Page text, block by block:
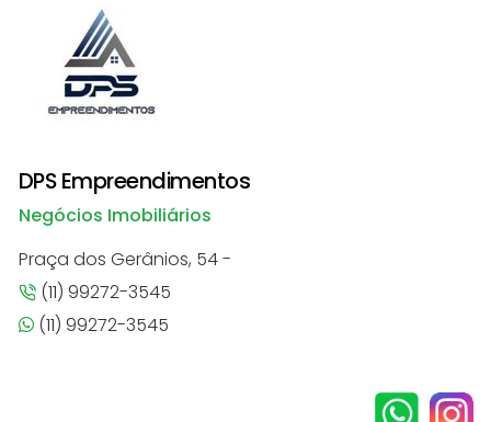
DPS Empreendimentos
Negócios Imobiliários
Praça dos Gerânios, 54 -
(11) 99272-3545
(11) 99272-3545